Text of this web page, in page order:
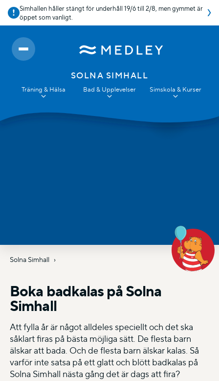
Simhallen håller stängt för underhåll 19/6 till 2/8, men gymmet är
öppet som vanligt.
SOLNA SIMHALL
Träning & Hälsa Bad & Upplevelser Simskola & Kurser
Solna Simhall
Boka badkalas på Solna
Simhall
Att fylla år är något alldeles speciellt och det ska
såklart firas på bästa möjliga sätt. De flesta barn
älskar att bada. Och de flesta barn älskar kalas. Så
varför inte satsa på ett glatt och blött badkalas på
Solna Simhall nästa gång det är dags att fira?